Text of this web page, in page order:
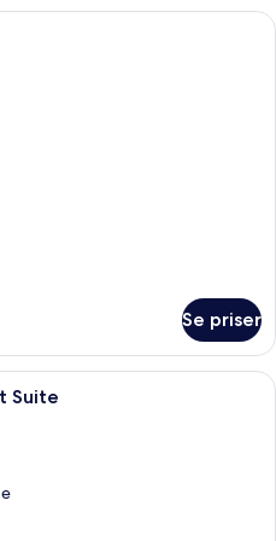
Beachfront Triple | Gratis Wi-Fi,
Se priser
Et soveværelse med himmelseng,
Suite